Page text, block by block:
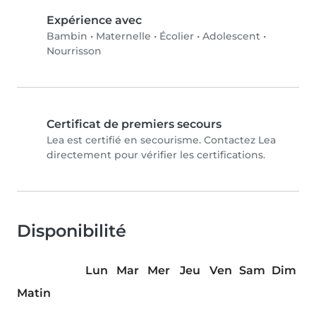
Expérience avec
Bambin • Maternelle • Écolier • Adolescent •
Nourrisson
Certificat de premiers secours
Lea est certifié en secourisme. Contactez Lea
directement pour vérifier les certifications.
Disponibilité
Lun Mar Mer Jeu Ven Sam Dim
Matin